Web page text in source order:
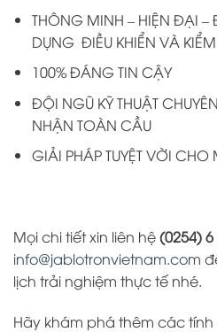
THÔNG MINH – HIỆN ĐẠI –
DỤNG ĐIỀU KHIỂN VÀ
100% ĐÁNG TIN CẬY
ĐỘI NGŨ KỸ THUẬT
NHẬN TOÀN CẦU
GIẢI PHÁP TUYỆT VỜI
Mọi chi tiết xin liên hệ(0254)
info@jablotronvietnam.com
lịch trải nghiệm thực tế nhé.
Hãy khám phá thêm các